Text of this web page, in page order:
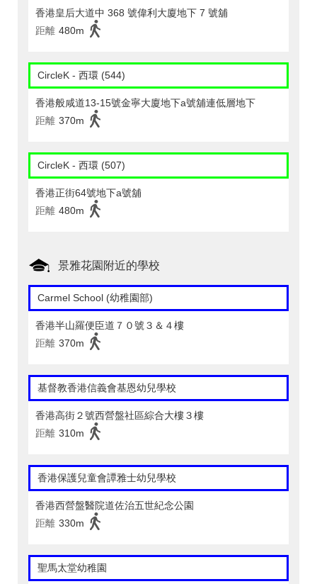
香港皇后大道中 368 號偉利大廈地下 7 號舖
距離 480m
CircleK - 西環 (544)
香港般咸道13-15號金寧大廈地下a號舖連低層地下
距離 370m
CircleK - 西環 (507)
香港正街64號地下a號舖
距離 480m
景雅花園附近的學校
Carmel School (幼稚園部)
香港半山羅便臣道７０號３＆４樓
距離 370m
基督教香港信義會基恩幼兒學校
香港高街２號西營盤社區綜合大樓３樓
距離 310m
香港保護兒童會譚雅士幼兒學校
香港西營盤醫院道佐治五世紀念公園
距離 330m
聖馬太堂幼稚園